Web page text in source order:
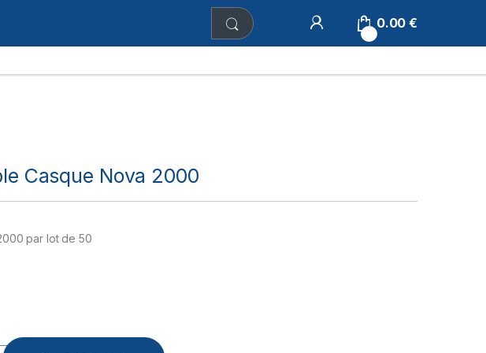
0.00€
Casque Nova 2000
par lot de 50